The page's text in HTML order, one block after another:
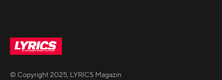
© Copyright2025, LYRICS Magazin